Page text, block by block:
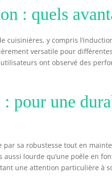
: quels
y compris
versatile pour
ont observé des
: pour une
sa robustesse tout en
aussi lourde qu’une poêle en
une attention particulière à